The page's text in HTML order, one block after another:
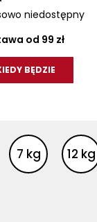
niedostępny
od 99 zł
BĘDZIE
7 kg 12 kg